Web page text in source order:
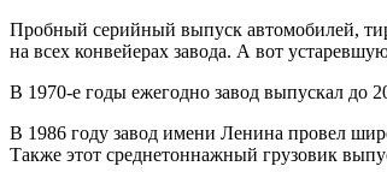
Пробный серийный выпуск автомобилей,
на всех конвейерах завода. А вот
В 1970-е годы ежегодно завод выпускал до
В 1986 году завод имени Ленина провел
Также этот среднетоннажный грузовик